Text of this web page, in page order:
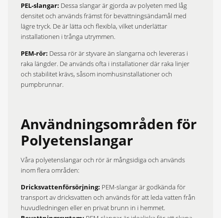
PEL-slangar: Dessa slangar är gjorda av polyeten med låg
densitet och används främst för bevattningsändamål med
lägre tryck. De är lätta och flexibla, vilket underlättar
installationen i trånga utrymmen.​
PEM-rör: Dessa rör är styvare än slangarna och levereras i
raka längder. De används ofta i installationer där raka linjer
och stabilitet krävs, såsom inomhusinstallationer och
pumpbrunnar. ​
Användningsområden för
Polyetenslangar
Våra polyetenslangar och rör är mångsidiga och används
inom flera områden:​
Dricksvattenförsörjning: PEM-slangar är godkända för
transport av dricksvatten och används för att leda vatten från
huvudledningen eller en privat brunn in i hemmet. ​